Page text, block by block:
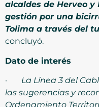
alcaldes de Herveo
gestión por una
Tolima a través del
concluyó.
Dato de interés
· La Línea 3 del
las sugerencias y
Ordenamiento